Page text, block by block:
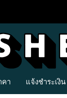
า แจ้งชำระเงิน